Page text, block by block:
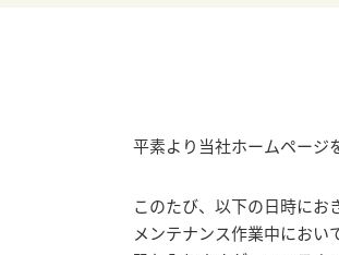
平素より当社ホームページ
このたび、以下の日時にお
メンテナンス作業中におい